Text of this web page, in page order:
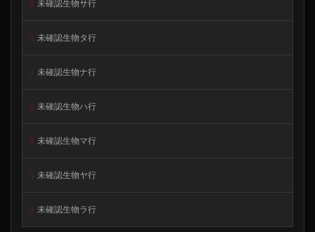
未確認生物サ行
未確認生物タ行
未確認生物ナ行
未確認生物ハ行
未確認生物マ行
未確認生物ヤ行
未確認生物ラ行